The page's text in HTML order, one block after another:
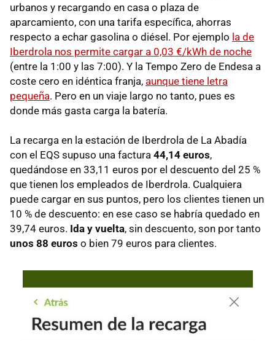
urbanos y recargando en casa o plaza de
aparcamiento, con una tarifa específica, ahorras
respecto a echar gasolina o diésel. Por ejemplo la de
Iberdrola nos permite cargar a 0,03 €/kWh de noche
(entre la 1:00 y las 7:00). Y la Tempo Zero de Endesa a
coste cero en idéntica franja, aunque tiene letra
pequeña. Pero en un viaje largo no tanto, pues es
donde más gasta carga la batería.
La recarga en la estación de Iberdrola de La Abadía
con el EQS supuso una factura 44,14 euros,
quedándose en 33,11 euros por el descuento del 25 %
que tienen los empleados de Iberdrola. Cualquiera
puede cargar en sus puntos, pero los clientes tienen un
10 % de descuento: en ese caso se habría quedado en
39,74 euros. Ida y vuelta, sin descuento, son por tanto
unos 88 euros o bien 79 euros para clientes.